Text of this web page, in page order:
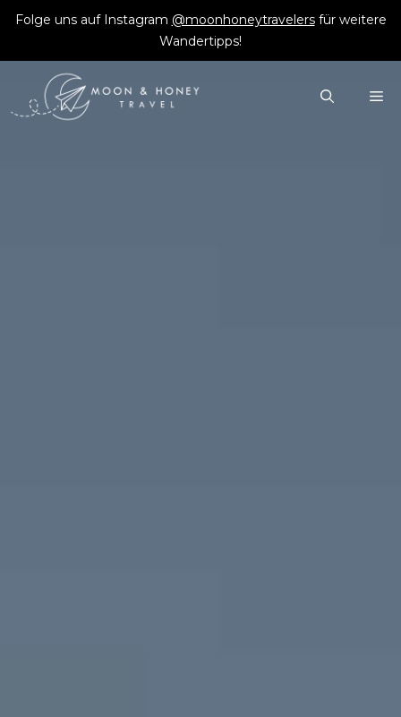
Zum
springen
Folge uns auf Instagram @moonhoneytravelersfür weitere
Wandertipps!